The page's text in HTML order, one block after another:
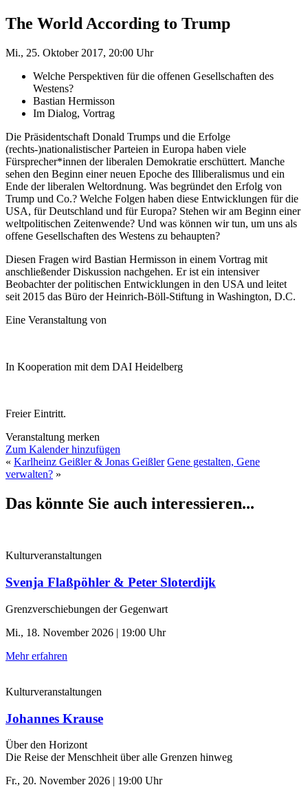
The World According to Trump
Mi., 25. Oktober 2017, 20:00 Uhr
Welche Perspektiven für die offenen Gesellschaften des
Westens?
Bastian Hermisson
Im Dialog, Vortrag
Die Präsidentschaft Donald Trumps und die Erfolge
(rechts-)nationalistischer Parteien in Europa haben viele
Fürsprecher*innen der liberalen Demokratie erschüttert. Manche
sehen den Beginn einer neuen Epoche des Illiberalismus und ein
Ende der liberalen Weltordnung. Was begründet den Erfolg von
Trump und Co.? Welche Folgen haben diese Entwicklungen für die
USA, für Deutschland und für Europa? Stehen wir am Beginn einer
weltpolitischen Zeitenwende? Und was können wir tun, um uns als
offene Gesellschaften des Westens zu behaupten?
Diesen Fragen wird Bastian Hermisson in einem Vortrag mit
anschließender Diskussion nachgehen. Er ist ein intensiver
Beobachter der politischen Entwicklungen in den USA und leitet
seit 2015 das Büro der Heinrich-Böll-Stiftung in Washington, D.C.
Eine Veranstaltung von
In Kooperation mit dem DAI Heidelberg
Freier Eintritt.
Veranstaltung merken
Zum Kalender hinzufügen
« Karlheinz Geißler & Jonas Geißler Gene gestalten, Gene
verwalten? »
Das könnte Sie auch interessieren...
Kulturveranstaltungen
Svenja Flaßpöhler & Peter Sloterdijk
Grenzverschiebungen der Gegenwart
Mi., 18. November 2026 | 19:00 Uhr
Mehr erfahren
Kulturveranstaltungen
Johannes Krause
Über den Horizont
Die Reise der Menschheit über alle Grenzen hinweg
Fr., 20. November 2026 | 19:00 Uhr